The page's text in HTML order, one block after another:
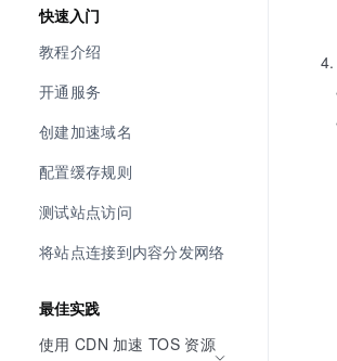
快速入门
教程介绍
开通服务
创建加速域名
配置缓存规则
测试站点访问
将站点连接到内容分发网络
最佳实践
使用 CDN 加速 TOS 资源